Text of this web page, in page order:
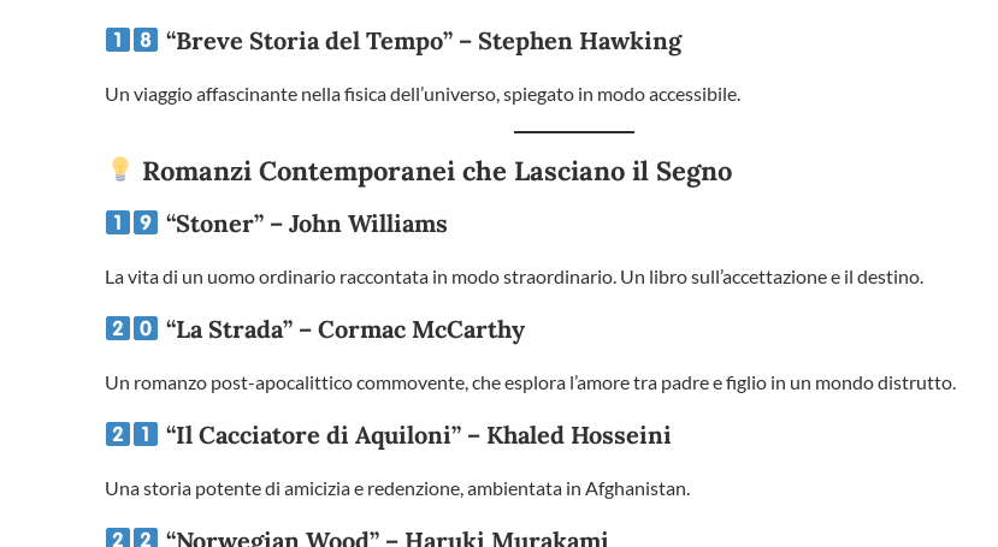
“Breve Storia del Tempo” – Stephen Hawking
Un viaggio affascinante nella fisica dell’universo, spiegato in modo accessibile.
Romanzi Contemporanei che Lasciano il Segno
“Stoner” – John Williams
La vita di un uomo ordinario raccontata in modo straordinario. Un libro sull’accettazione e il destino.
“La Strada” – Cormac McCarthy
Un romanzo post-apocalittico commovente, che esplora l’amore tra padre e figlio in un mondo distrutto.
“Il Cacciatore di Aquiloni” – Khaled Hosseini
Una storia potente di amicizia e redenzione, ambientata in Afghanistan.
“Norwegian Wood” – Haruki Murakami